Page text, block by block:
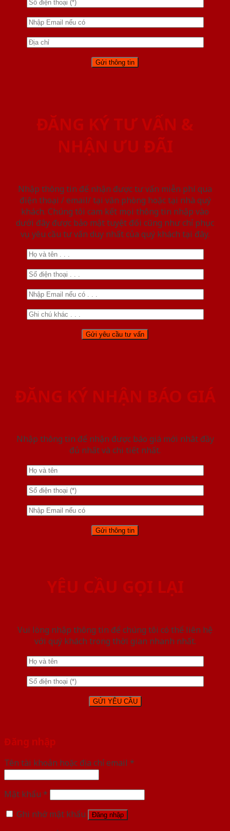
ĐĂNG KÝ TƯ VẤN &
NHẬN ƯU ĐÃI
Nhập thông tin để nhận được tư vấn miễn phí qua
điện thoại / email/ tại văn phòng hoặc tại nhà quý
khách. Chúng tôi cam kết mọi thông tin nhập vào
dưới đây được bảo mật tuyệt đối cũng như chỉ phục
vụ yêu cầu tư vấn duy nhất của quý khách tại đây.
ĐĂNG KÝ NHẬN BÁO GIÁ
Nhập thông tin để nhận được báo giá mới nhât đầy
đủ nhất và chi tiết nhất.
YÊU CẦU GỌI LẠI
Vui lòng nhập thông tin để chúng tôi có thể liên hệ
với quý khách trong thời gian nhanh nhất.
Đăng nhập
Tên tài khoản hoặc địa chỉ email *
Mật khẩu *
Ghi nhớ mật khẩu
Đăng nhập